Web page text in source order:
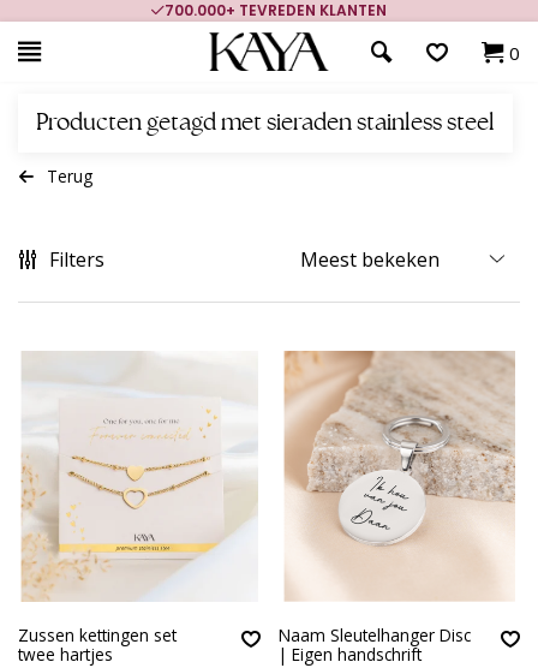
700.000+ TEVREDEN KLANTEN
0
Producten getagd met sieraden stainless steel
Terug
Filters
Zussen kettingen set
twee hartjes
Naam Sleutelhanger Disc
| Eigen handschrift